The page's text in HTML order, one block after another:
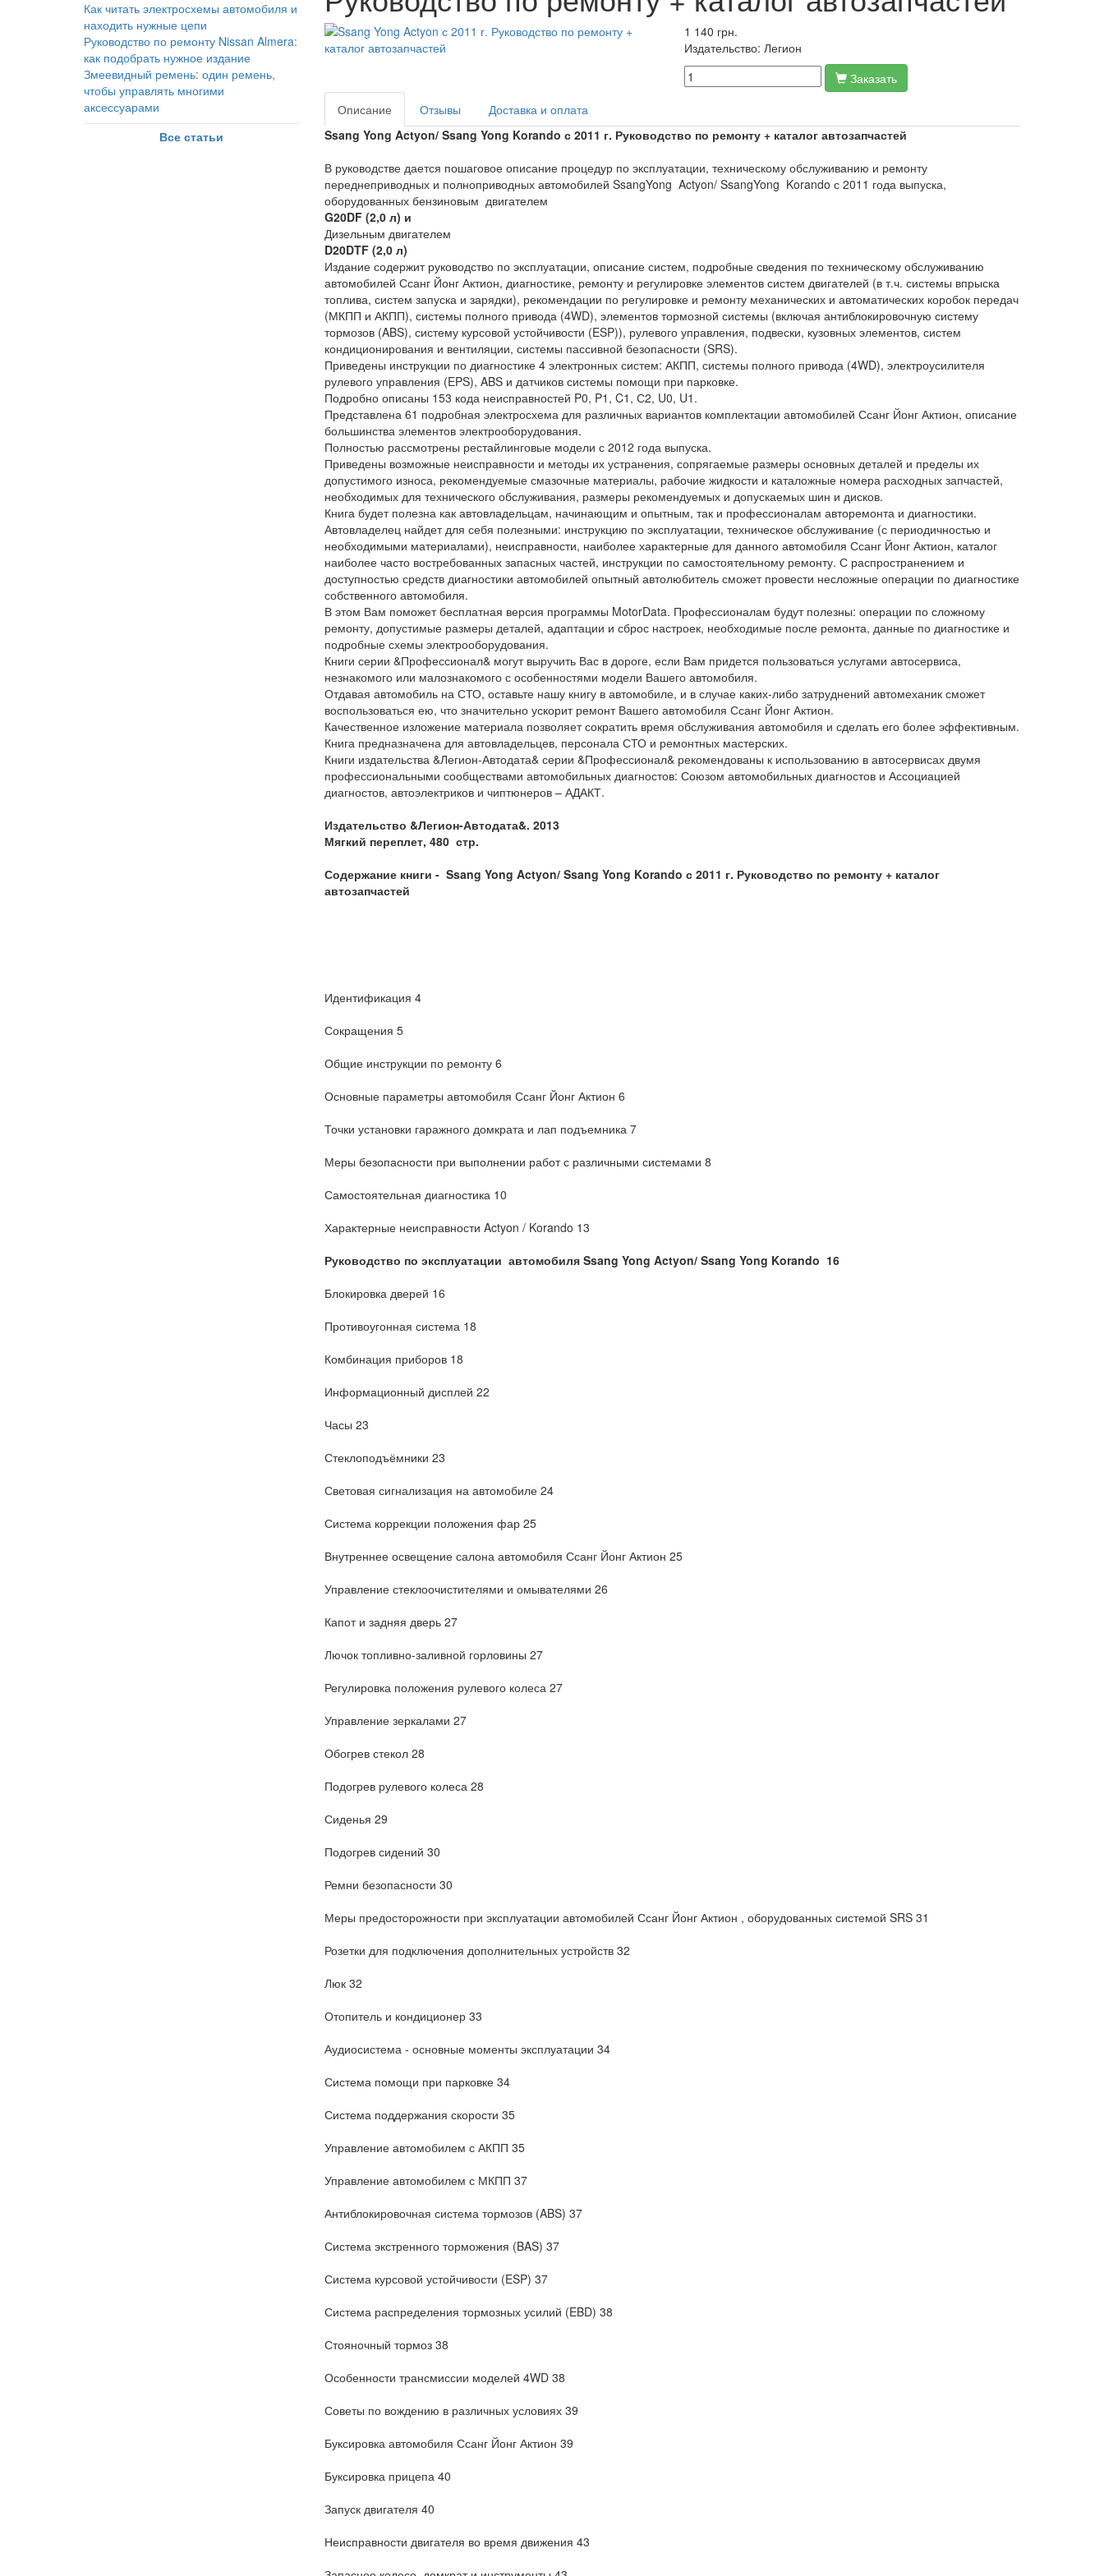
Как читать электросхемы автомобиля и
находить нужные цепи
Руководство по ремонту Nissan Almera:
как подобрать нужное издание
Змеевидный ремень: один ремень,
чтобы управлять многими
аксессуарами
Все статьи
1 140 грн.
Издательство: Легион
Заказать
Описание
Отзывы
Доставка и оплата
Ssang Yong Actyon/ Ssang Yong Korando с 2011 г. Руководство по ремонту + каталог автозапчастей
В руководстве дается пошаговое описание процедур по эксплуатации, техническому обслуживанию и ремонту
переднеприводных и полноприводных автомобилей SsangYong Actyon/ SsangYong Korando с 2011 года выпуска,
оборудованных бензиновым двигателем
G20DF (2,0 л) и
Дизельным двигателем
D20DTF (2,0 л)
Издание содержит руководство по эксплуатации, описание систем, подробные сведения по техническому обслуживанию
автомобилей Ссанг Йонг Актион, диагностике, ремонту и регулировке элементов систем двигателей (в т.ч. системы впрыска
топлива, систем запуска и зарядки), рекомендации по регулировке и ремонту механических и автоматических коробок передач
(МКПП и АКПП), системы полного привода (4WD), элементов тормозной системы (включая антиблокировочную систему
тормозов (ABS), систему курсовой устойчивости (ESP)), рулевого управления, подвески, кузовных элементов, систем
кондиционирования и вентиляции, системы пассивной безопасности (SRS).
Приведены инструкции по диагностике 4 электронных систем: АКПП, системы полного привода (4WD), электроусилителя
рулевого управления (EPS), ABS и датчиков системы помощи при парковке.
Подробно описаны 153 кода неисправностей P0, P1, C1, С2, U0, U1.
Представлена 61 подробная электросхема для различных вариантов комплектации автомобилей Ссанг Йонг Актион, описание
большинства элементов электрооборудования.
Полностью рассмотрены рестайлинговые модели с 2012 года выпуска.
Приведены возможные неисправности и методы их устранения, сопрягаемые размеры основных деталей и пределы их
допустимого износа, рекомендуемые смазочные материалы, рабочие жидкости и каталожные номера расходных запчастей,
необходимых для технического обслуживания, размеры рекомендуемых и допускаемых шин и дисков.
Книга будет полезна как автовладельцам, начинающим и опытным, так и профессионалам авторемонта и диагностики.
Автовладелец найдет для себя полезными: инструкцию по эксплуатации, техническое обслуживание (с периодичностью и
необходимыми материалами), неисправности, наиболее характерные для данного автомобиля Ссанг Йонг Актион, каталог
наиболее часто востребованных запасных частей, инструкции по самостоятельному ремонту. С распространением и
доступностью средств диагностики автомобилей опытный автолюбитель сможет провести несложные операции по диагностике
собственного автомобиля.
В этом Вам поможет бесплатная версия программы MotorData. Профессионалам будут полезны: операции по сложному
ремонту, допустимые размеры деталей, адаптации и сброс настроек, необходимые после ремонта, данные по диагностике и
подробные схемы электрооборудования.
Книги серии &Профессионал& могут выручить Вас в дороге, если Вам придется пользоваться услугами автосервиса,
незнакомого или малознакомого с особенностями модели Вашего автомобиля.
Отдавая автомобиль на СТО, оставьте нашу книгу в автомобиле, и в случае каких-либо затруднений автомеханик сможет
воспользоваться ею, что значительно ускорит ремонт Вашего автомобиля Ссанг Йонг Актион.
Качественное изложение материала позволяет сократить время обслуживания автомобиля и сделать его более эффективным.
Книга предназначена для автовладельцев, персонала СТО и ремонтных мастерских.
Книги издательства &Легион-Автодата& серии &Профессионал& рекомендованы к использованию в автосервисах двумя
профессиональными сообществами автомобильных диагностов: Союзом автомобильных диагностов и Ассоциацией
диагностов, автоэлектриков и чиптюнеров – АДАКТ.
Издательство &Легион-Автодата&. 2013
Мягкий переплет, 480 стр.
Содержание книги - Ssang Yong Actyon/ Ssang Yong Korando с 2011 г. Руководство по ремонту + каталог
автозапчастей
Идентификация 4
Сокращения 5
Общие инструкции по ремонту 6
Основные параметры автомобиля Ссанг Йонг Актион 6
Точки установки гаражного домкрата и лап подъемника 7
Меры безопасности при выполнении работ с различными системами 8
Самостоятельная диагностика 10
Характерные неисправности Actyon / Korando 13
Руководство по эксплуатации автомобиля Ssang Yong Actyon/ Ssang Yong Korando 16
Блокировка дверей 16
Противоугонная система 18
Комбинация приборов 18
Информационный дисплей 22
Часы 23
Стеклоподъёмники 23
Световая сигнализация на автомобиле 24
Система коррекции положения фар 25
Внутреннее освещение салона автомобиля Ссанг Йонг Актион 25
Управление стеклоочистителями и омывателями 26
Капот и задняя дверь 27
Лючок топливно-заливной горловины 27
Регулировка положения рулевого колеса 27
Управление зеркалами 27
Обогрев стекол 28
Подогрев рулевого колеса 28
Сиденья 29
Подогрев сидений 30
Ремни безопасности 30
Меры предосторожности при эксплуатации автомобилей Ссанг Йонг Актион , оборудованных системой SRS 31
Розетки для подключения дополнительных устройств 32
Люк 32
Отопитель и кондиционер 33
Аудиосистема - основные моменты эксплуатации 34
Система помощи при парковке 34
Система поддержания скорости 35
Управление автомобилем с АКПП 35
Управление автомобилем с МКПП 37
Антиблокировочная система тормозов (ABS) 37
Система экстренного торможения (BAS) 37
Система курсовой устойчивости (ESP) 37
Система распределения тормозных усилий (EBD) 38
Стояночный тормоз 38
Особенности трансмиссии моделей 4WD 38
Советы по вождению в различных условиях 39
Буксировка автомобиля Ссанг Йонг Актион 39
Буксировка прицепа 40
Запуск двигателя 40
Неисправности двигателя во время движения 43